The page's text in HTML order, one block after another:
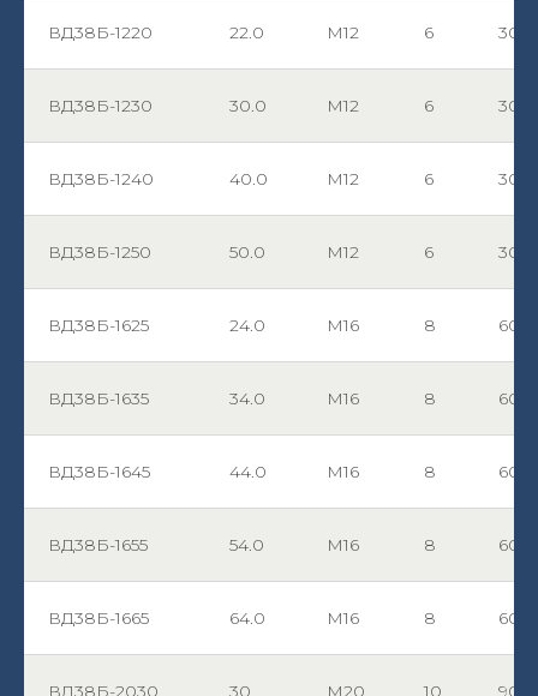
ВД38Б-1220 22.0 М12 6 30
ВД38Б-1230 30.0 М12 6 30
ВД38Б-1240 40.0 М12 6 30
ВД38Б-1250 50.0 М12 6 30
ВД38Б-1625 24.0 М16 8 60
ВД38Б-1635 34.0 М16 8 60
ВД38Б-1645 44.0 М16 8 60
ВД38Б-1655 54.0 М16 8 60
ВД38Б-1665 64.0 М16 8 60
ВД38Б-2030 30 М20 10 90